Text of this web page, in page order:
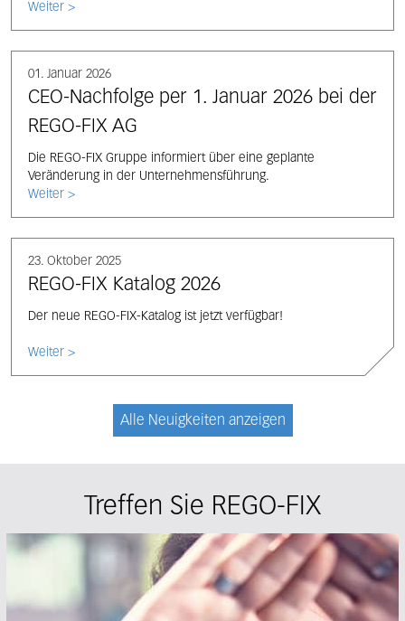
Weiter >
01. Januar 2026
CEO-Nachfolge per 1. Januar 2026 bei der
REGO-FIX AG
Die REGO-FIX Gruppe informiert über eine geplante
Veränderung in der Unternehmensführung.
Weiter >
23. Oktober 2025
REGO-FIX Katalog 2026
Der neue REGO-FIX-Katalog ist jetzt verfügbar!
Weiter >
Alle Neuigkeiten anzeigen
Treffen Sie REGO-FIX